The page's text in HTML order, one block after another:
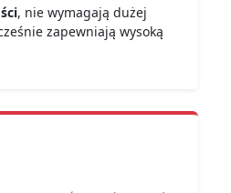
, nie wymagają dużej
zapewniają wysoką